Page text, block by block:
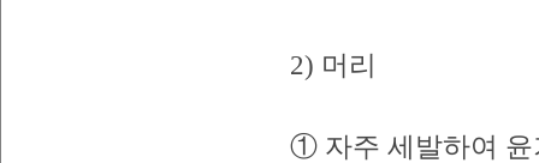
2) 머리
① 자주 세발하여 윤